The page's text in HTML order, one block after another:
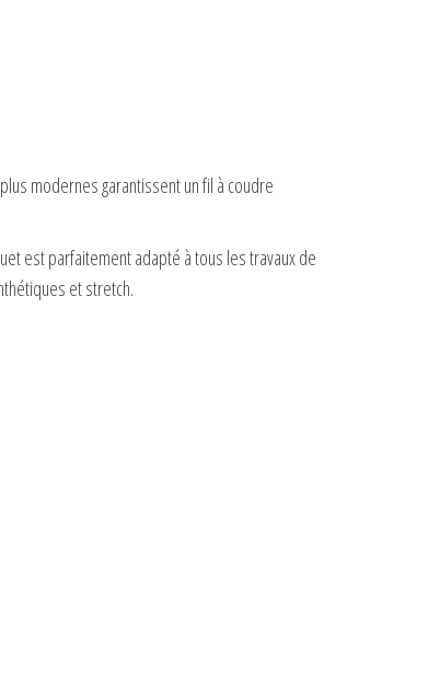
modernes garantissent un fil à coudre
est parfaitement adapté à tous les travaux de
et stretch.